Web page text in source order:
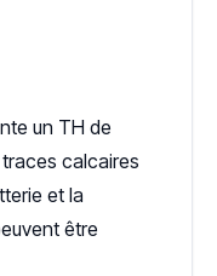
un TH de
calcaires
et la
être